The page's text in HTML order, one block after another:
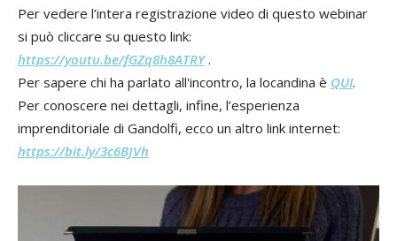
Per vedere l’intera registrazione video di questo webinar
si può cliccare su questo link:
https://youtu.be/fGZq8h8ATRY .
Per sapere chi ha parlato all'incontro, la locandina è QUI.
Per conoscere nei dettagli, infine, l’esperienza
imprenditoriale di Gandolfi, ecco un altro link internet:
https://bit.ly/3c6BJVh